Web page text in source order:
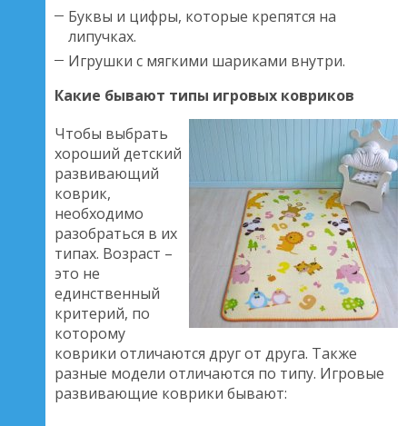
Буквы и цифры, которые крепятся на
липучках.
Игрушки с мягкими шариками внутри.
Какие бывают типы игровых ковриков
Чтобы выбрать
хороший детский
развивающий
коврик,
необходимо
разобраться в их
типах. Возраст –
это не
единственный
критерий, по
которому
коврики отличаются друг от друга. Также
разные модели отличаются по типу. Игровые
развивающие коврики бывают: